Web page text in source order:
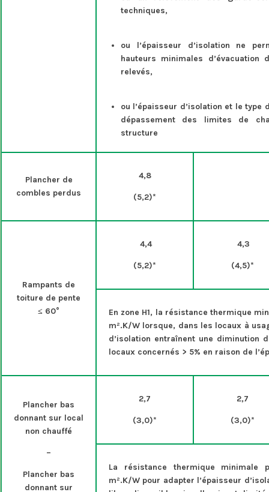
techniques,
ou l’épaisseur d’isolation ne
hauteurs minimales
relevés,
ou l’épaisseur d’isolation et le type
dépassement des limites de
structure
Plancher de
combles perdus
4,8
(5,2)*
Rampants de
toiture de pente
≤ 60°
4,4
(5,2)*
4,3
(4,5)*
En zone H1, la résistance thermique
m².K/W lorsque, dans les locaux à
d’isolation entraînent une diminution
locaux concernés > 5% en raison de
Plancher bas
donnant sur local
non chauffé
–
Plancher bas
donnant sur
2,7
(3,0)*
2,7
(3,0)*
La résistance thermique minimale
m².K/W pour adapter l’épaisseur